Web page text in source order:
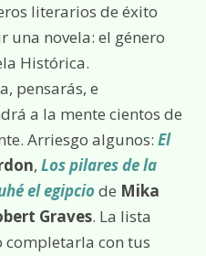
literarios de éxito
una novela: el género
Histórica.
pensarás, e
a la mente cientos de
Arriesgo algunos: El
, Los pilares de la
el egipciode Mika
Graves. La lista
con tus